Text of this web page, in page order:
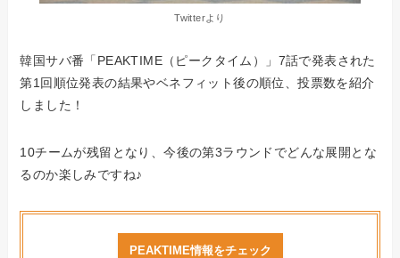
Twitterより
韓国サバ番「PEAKTIME（ピークタイム）」7話で発表された
第1回順位発表の結果やベネフィット後の順位、投票数を紹介
しました！
10チームが残留となり、今後の第3ラウンドでどんな展開とな
るのか楽しみですね♪
PEAKTIME情報をチェック